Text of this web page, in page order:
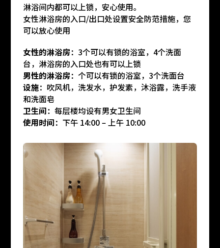
淋浴间内都可以上锁，安心使用。
女性淋浴房的入口/出口处设置安全防范措施，您
可以放心使用
女性的淋浴房：3个可以有锁的浴室，4个洗面
台，淋浴房的入口处也有可以上锁
男性的淋浴房：个可以有锁的浴室，3个洗面台
设施：吹风机，洗发水，护发素，沐浴露，洗手液
和洗面皂
卫生间：每层楼均设有男女卫生间
使用时间：下午 14:00 – 上午 10:00